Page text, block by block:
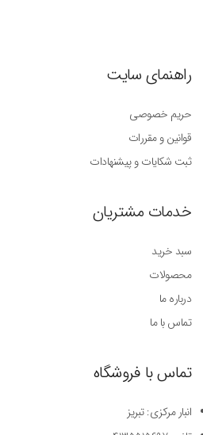
راهنمای سایت
حریم خصوصی
قوانین و مقررات
ثبت شکایات و پیشنهادات
خدمات مشتریان
سبد خرید
محصولات
درباره ما
تماس با ما
تماس با فروشگاه
انبار مرکزی: تبریز